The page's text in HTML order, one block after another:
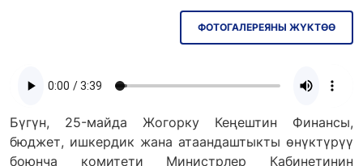
ФОТОГАЛЕРЕЯНЫ ЖҮКТӨӨ
Бүгүн, 25-майда Жогорку Кеңештин Финансы,
бюджет, ишкердик жана атаандаштыкты өнүктүрүү
боюнча комитети Министрлер Кабинетинин